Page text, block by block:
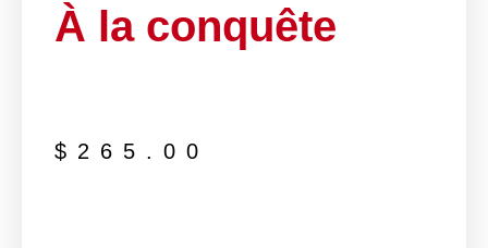
À la conquête
$ 265.00